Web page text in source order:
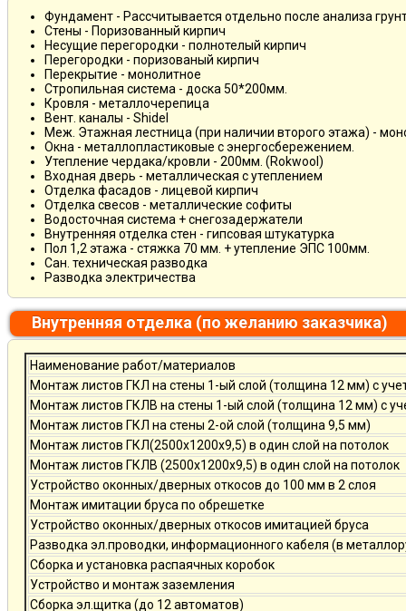
Фундамент - Рассчитывается отдельно после анализа
Стены - Поризованный кирпич
Несущие перегородки - полнотелый кирпич
Перегородки - поризованый кирпич
Перекрытие - монолитное
Стропильная система - доска 50*200мм.
Кровля - металлочерепица
Вент. каналы - Shidel
Меж. Этажная лестница (при наличии второго этажа) -
Окна - металлопластиковые с энергосбережением.
Утепление чердака/кровли - 200мм. (Rokwool)
Входная дверь - металлическая с утеплением
Отделка фасадов - лицевой кирпич
Отделка свесов - металлические софиты
Водосточная система + снегозадержатели
Внутренняя отделка стен - гипсовая штукатурка
Пол 1,2 этажа - стяжка 70 мм. + утепление ЭПС 100мм.
Сан. техническая разводка
Разводка электричества
Внутренняя отделка (по желанию заказчика)
Наименование работ/материалов
Монтаж листов ГКЛ на стены 1-ый слой (толщина 12 мм) с
Монтаж листов ГКЛВ на стены 1-ый слой (толщина 12 мм) с
Монтаж листов ГКЛ на стены 2-ой слой (толщина 9,5 мм)
Монтаж листов ГКЛ(2500х1200х9,5) в один слой на потолок
Монтаж листов ГКЛВ (2500х1200х9,5) в один слой на потолок
Устройство оконных/дверных откосов до 100 мм в 2 слоя
Монтаж имитации бруса по обрешетке
Устройство оконных/дверных откосов имитацией бруса
Разводка эл.проводки, информационного кабеля (в
Сборка и установка распаячных коробок
Устройство и монтаж заземления
Сборка эл.щитка (до 12 автоматов)